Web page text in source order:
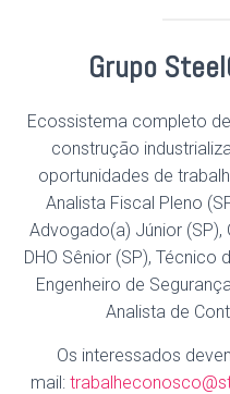
Grupo
Ecossistema completo
construção
oportunidades de
Analista Fiscal Pleno
Advogado(a) Júnior (SP),
DHO Sênior (SP), Técnico
Engenheiro de
Analista de
Os interessados
mail: